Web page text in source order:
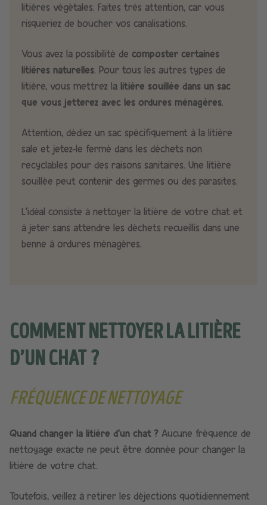
litières végétales. Faites très attention, car vous
risqueriez de boucher vos canalisations.
Vous avez la possibilité de composter certaines
litières naturelles. Pour tous les autres types de
litière, vous mettrez la litière souillée dans un sac
que vous jetterez avec les ordures ménagères.
Attention, dédiez un sac spécifiquement à la litière
sale et jetez-le fermé dans les déchets non
recyclables pour des raisons sanitaires. Une litière
souillée peut contenir des germes ou des parasites.
L’idéal consiste à nettoyer la litière de votre chat et
à jeter sans attendre les déchets recueillis dans une
benne à ordures ménagères.
COMMENT NETTOYER LA LITIÈRE
D’UN CHAT ?
FRÉQUENCE DE NETTOYAGE
Quand changer la litière d’un chat ? Aucune fréquence de
nettoyage exacte ne peut être donnée pour changer la
litière de votre chat.
Toutefois, veillez à retirer les déjections quotidiennement